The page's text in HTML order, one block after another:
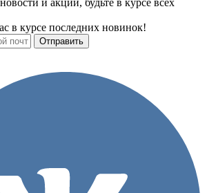
в курсе последних новинок!